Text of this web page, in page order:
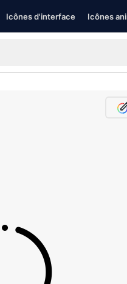
Icônes d'interface Icônes